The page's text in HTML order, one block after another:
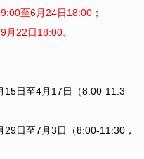
至6月24日18:00；
22日18:00。
15日至4月17日（8:00-11:3
29日至7月3日（8:00-11:30，